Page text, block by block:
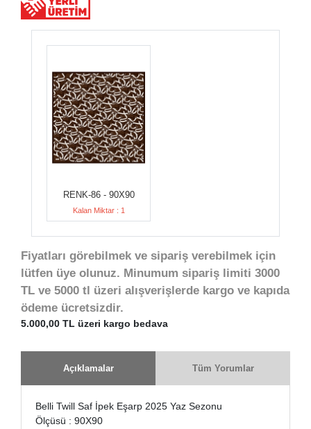
RENK-86 - 90X90
Kalan Miktar : 1
Fiyatları görebilmek ve sipariş verebilmek için
lütfen üye olunuz. Minumum sipariş limiti 3000
TL ve 5000 tl üzeri alışverişlerde kargo ve kapıda
ödeme ücretsizdir.
5.000,00 TL üzeri kargo bedava
Açıklamalar Tüm Yorumlar
Belli Twill Saf İpek Eşarp 2025 Yaz Sezonu
Ölçüsü : 90X90